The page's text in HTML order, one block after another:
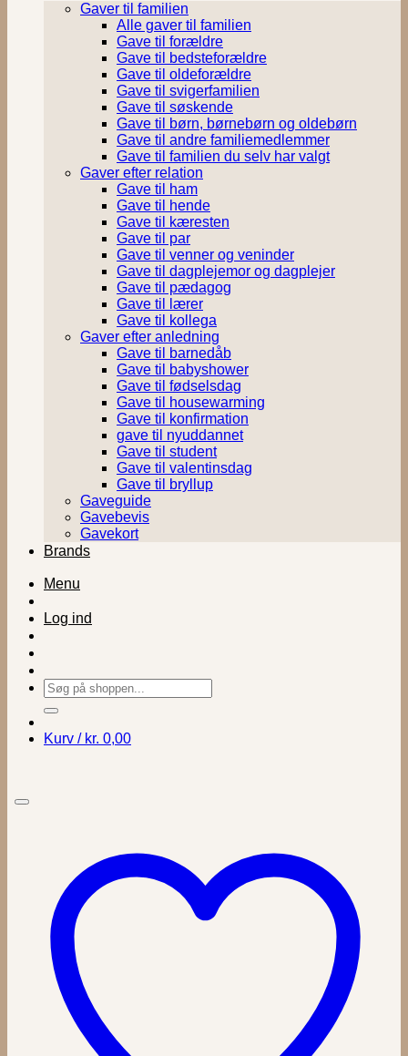
Gaver til familien
Alle gaver til familien
Gave til forældre
Gave til bedsteforældre
Gave til oldeforældre
Gave til svigerfamilien
Gave til søskende
Gave til børn, børnebørn og oldebørn
Gave til andre familiemedlemmer
Gave til familien du selv har valgt
Gaver efter relation
Gave til ham
Gave til hende
Gave til kæresten
Gave til par
Gave til venner og veninder
Gave til dagplejemor og dagplejer
Gave til pædagog
Gave til lærer
Gave til kollega
Gaver efter anledning
Gave til barnedåb
Gave til babyshower
Gave til fødselsdag
Gave til housewarming
Gave til konfirmation
gave til nyuddannet
Gave til student
Gave til valentinsdag
Gave til bryllup
Gaveguide
Gavebevis
Gavekort
Brands
Menu
Log ind
Søg
efter:
Kurv / kr. 0,00